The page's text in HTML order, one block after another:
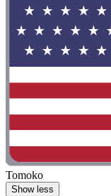
Tomoko
Show less